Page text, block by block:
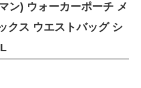
ン) ウォーカーポーチ メ
クス ウエストバッグ シ